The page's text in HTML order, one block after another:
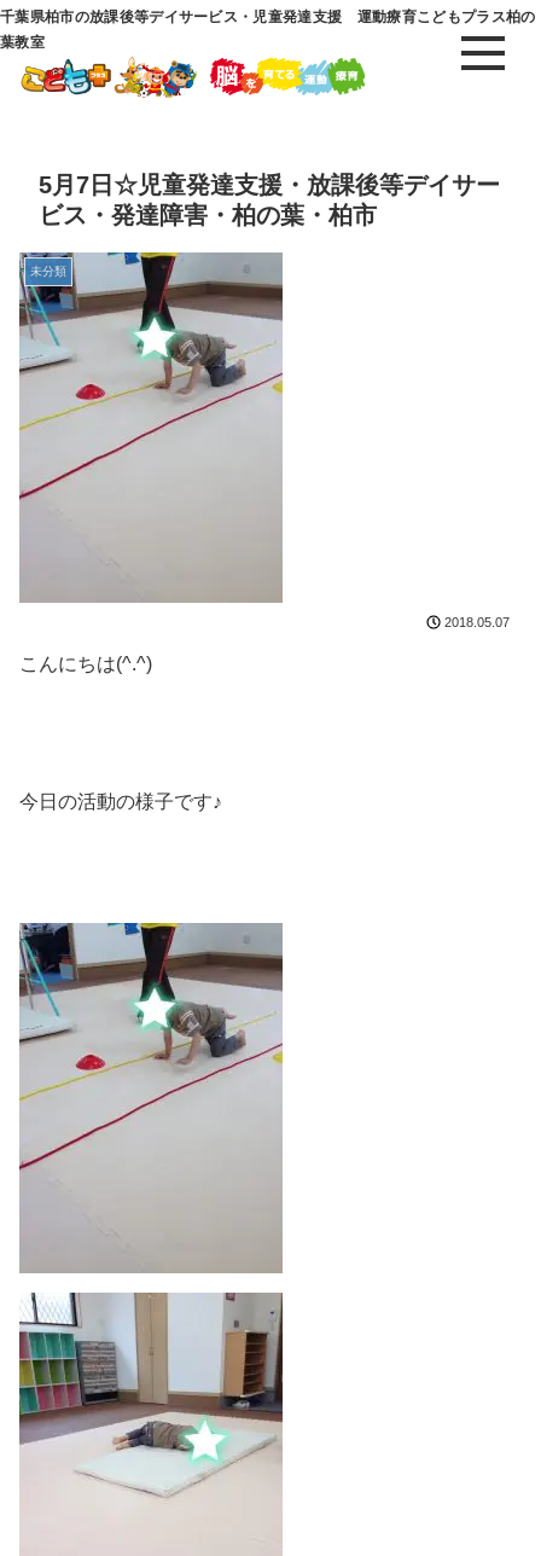
千葉県柏市の放課後等デイサービス・児童発達支援 運動療育こどもプラス柏の
葉教室
5月7日☆児童発達支援・放課後等デイサー
ビス・発達障害・柏の葉・柏市
未分類
2018.05.07
こんにちは(^.^)
今日の活動の様子です♪